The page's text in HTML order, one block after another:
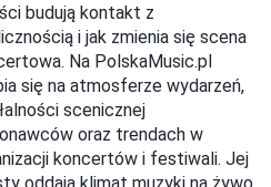
budują kontakt z
i jak zmienia się scena
Na PolskaMusic.pl
się na atmosferze wydarzeń,
scenicznej
oraz trendach w
koncertów i festiwali. Jej